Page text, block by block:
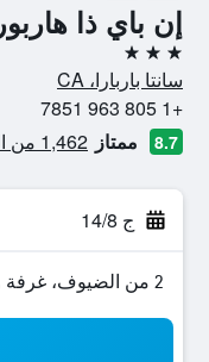
إن باي ذا هاربور
3 نجوم
سانتا باربارا، CA
+1 805 963 7851
8.7 ممتاز 1,462 من التقييمات تم التحقق منها
ج 14/8
2 من الضيوف، غرفة واحدة